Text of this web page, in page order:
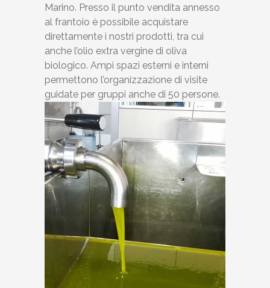
Marino. Presso il punto vendita annesso
al frantoio è possibile acquistare
direttamente i nostri prodotti, tra cui
anche l’olio extra vergine di oliva
biologico. Ampi spazi esterni e interni
permettono l’organizzazione di visite
guidate per gruppi anche di 50 persone.